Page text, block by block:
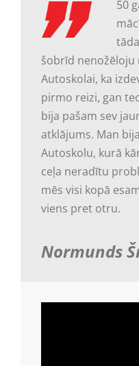
50
šobrīd nenožēloju
Autoskolai, ka
pirmo reizi, gan
bija pašam sev
atklājums. Man
Autoskolu, kurā
ceļa neradītu
mēs visi kopā
viens pret otru.
Normunds